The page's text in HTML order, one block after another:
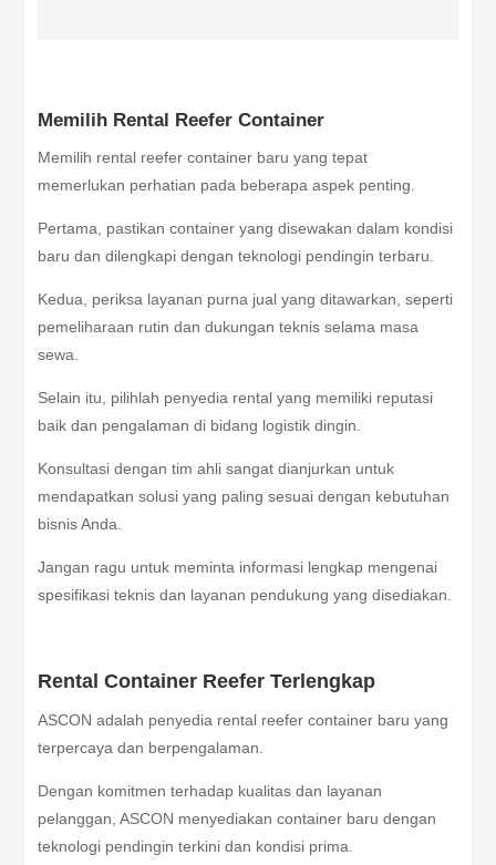
Memilih Rental Reefer Container
Memilih rental reefer container baru yang tepat
memerlukan perhatian pada beberapa aspek penting.
Pertama, pastikan container yang disewakan dalam kondisi
baru dan dilengkapi dengan teknologi pendingin terbaru.
Kedua, periksa layanan purna jual yang ditawarkan, seperti
pemeliharaan rutin dan dukungan teknis selama masa
sewa.
Selain itu, pilihlah penyedia rental yang memiliki reputasi
baik dan pengalaman di bidang logistik dingin.
Konsultasi dengan tim ahli sangat dianjurkan untuk
mendapatkan solusi yang paling sesuai dengan kebutuhan
bisnis Anda.
Jangan ragu untuk meminta informasi lengkap mengenai
spesifikasi teknis dan layanan pendukung yang disediakan.
Rental Container Reefer Terlengkap
ASCON adalah penyedia rental reefer container baru yang
terpercaya dan berpengalaman.
Dengan komitmen terhadap kualitas dan layanan
pelanggan, ASCON menyediakan container baru dengan
teknologi pendingin terkini dan kondisi prima.